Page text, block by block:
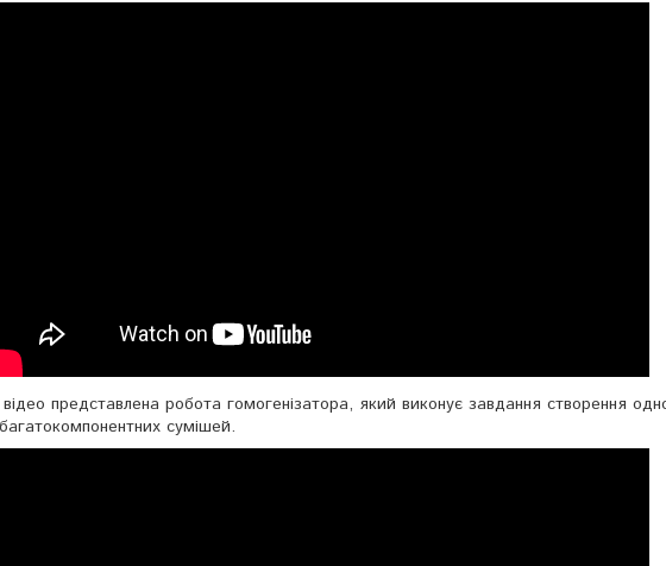
представлена робота гомогенізатора, який виконує завдання створення
сумішей.